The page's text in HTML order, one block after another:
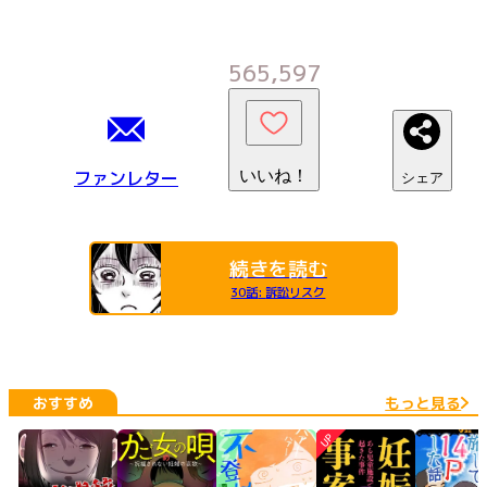
ファンレター
565,597
いいね！ シェア
続きを読む
30話:訴訟リスク
おすすめ もっと見る
UP